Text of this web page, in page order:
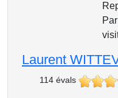
Laurent
114 évals